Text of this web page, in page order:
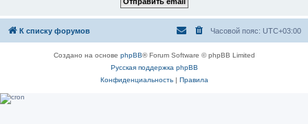
К списку форумов Часовой пояс: UTC+03:00
Создано на основе phpBB® Forum Software © phpBB Limited
Русская поддержка phpBB
Конфиденциальность| Правила